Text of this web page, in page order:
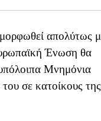
απολύτως
Ένωση θα
Μνημόνια
σε κατοίκους της